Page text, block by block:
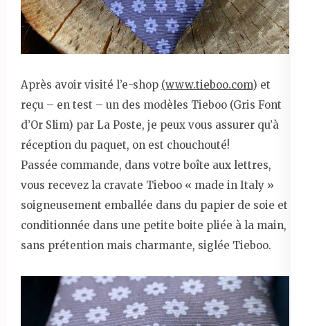
Après avoir visité l’e-shop (www.tieboo.com) et
reçu – en test – un des modèles Tieboo (Gris Font
d’Or Slim) par La Poste, je peux vous assurer qu’à
réception du paquet, on est chouchouté!
Passée commande, dans votre boîte aux lettres,
vous recevez la cravate Tieboo « made in Italy »
soigneusement emballée dans du papier de soie et
conditionnée dans une petite boite pliée à la main,
sans prétention mais charmante, siglée Tieboo.